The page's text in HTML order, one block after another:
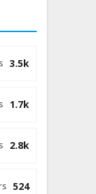
3.5k
1.7k
2.8k
524